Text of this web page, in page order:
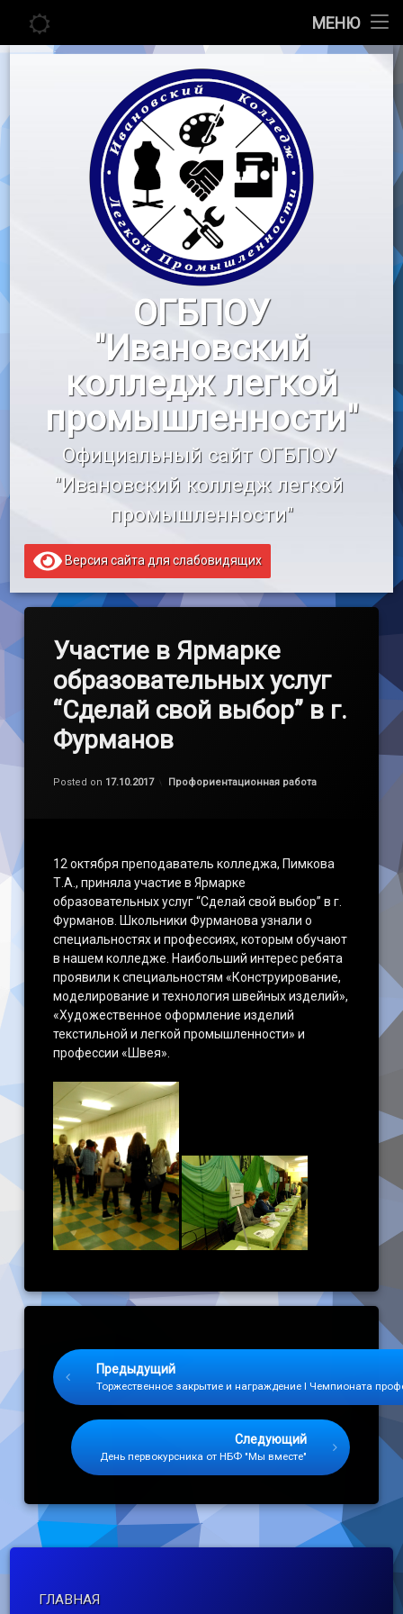
МЕНЮ
Главная
Педагогу
Воспитательная работа
«Профессионалы»
«Профессионалитет»
Образовательный кредит
Перейти
ОГБПОУ
"Ивановский
колледж легкой
промышленности"
Официальный сайт ОГБПОУ
"Ивановский колледж легкой
промышленности"
Версия сайта для слабовидящих
Участие в Ярмарке
образовательных услуг
“Сделай свой выбор” в г.
Фурманов
Posted on 17.10.2017
Обновлено на
by admin
Категории:
Профориентационная работа
12 октября преподаватель колледжа, Пимкова
Т.А., приняла участие в Ярмарке
образовательных услуг “Сделай свой выбор” в г.
Фурманов. Школьники Фурманова узнали о
специальностях и профессиях, которым обучают
в нашем колледже. Наибольший интерес ребята
проявили к специальностям «Конструирование,
моделирование и технология швейных изделий»,
«Художественное оформление изделий
текстильной и легкой промышленности» и
профессии «Швея».
Предыдущий
Торжественное закрытие и награждение I Чемпионата
Следующий
День первокурсника от НБФ "Мы вместе"
ГЛАВНАЯ